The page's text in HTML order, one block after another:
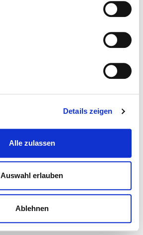
Details zeigen
Alle zulassen
Auswahl erlauben
Ablehnen